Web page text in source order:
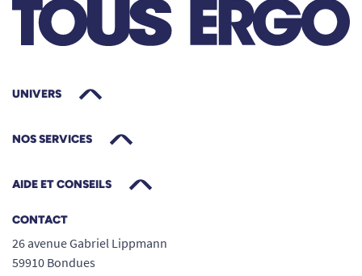
UNIVERS
NOS SERVICES
AIDE ET CONSEILS
CONTACT
26 avenue Gabriel Lippmann
59910 Bondues